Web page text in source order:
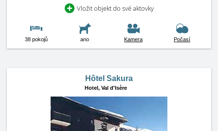
Vložit objekt do své aktovky
38 pokojů ano Kamera Počasí
Hôtel Sakura
Hotel, Val d'Isère